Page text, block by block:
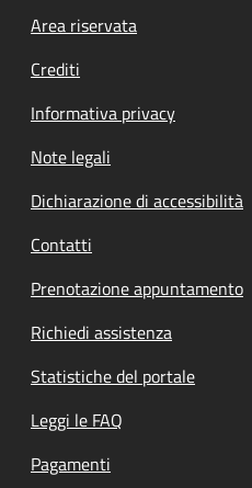
Footer menu
Area riservata
Crediti
Informativa privacy
Note legali
Dichiarazione di accessibilità
Contatti
Prenotazione appuntamento
Richiedi assistenza
Statistiche del portale
Leggi le FAQ
Pagamenti